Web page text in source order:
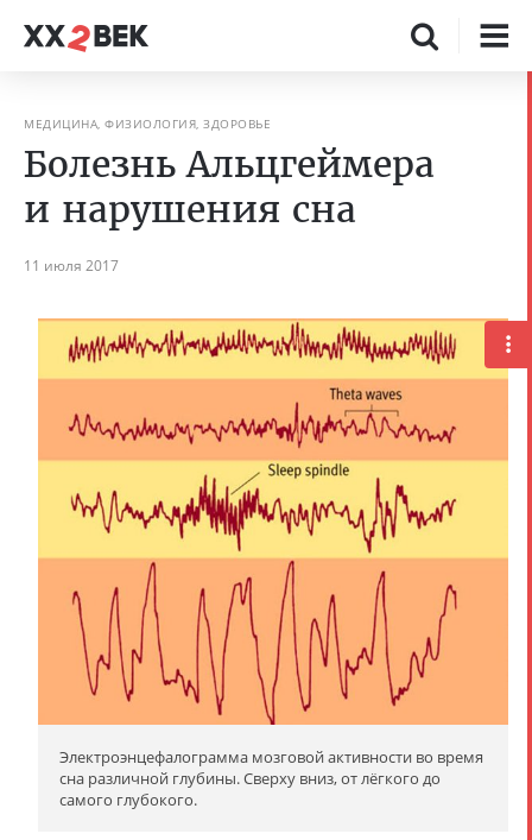
МЕДИЦИНА, ФИЗИОЛОГИЯ, ЗДОРОВЬЕ
Болезнь Альцгеймера
и нарушения сна
11 июля 2017
Электроэнцефалограмма мозговой активности во время
сна различной глубины. Сверху вниз, от лёгкого до
самого глубокого.